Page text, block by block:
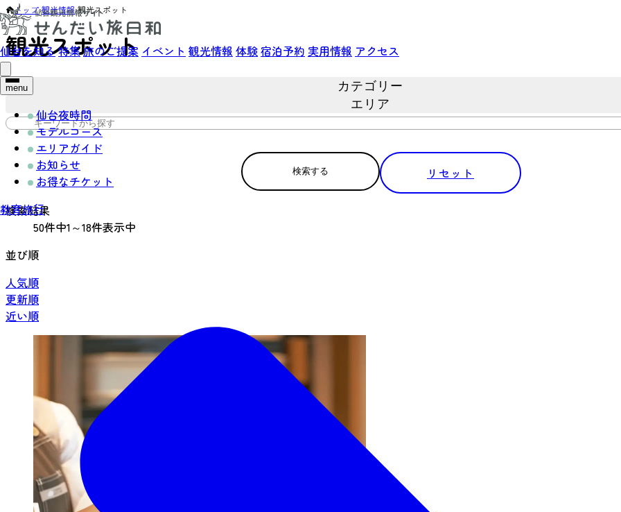
仙台を知る特集旅のご提案 イベント 観光情報 体験宿泊予約 実用情報 アクセス
menu
仙台夜時間
モデルコース
エリアガイド
お知らせ
お得なチケット
教育旅行
トップ›観光情報›観光スポット
観光スポット
カテゴリー
エリア
検索する リセット
検索結果
50件中1～18件表示中
並び順
人気順
更新順
近い順